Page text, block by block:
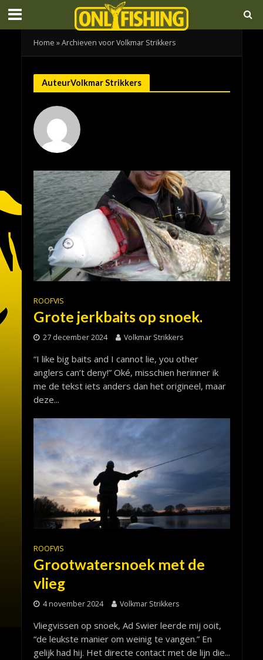
Home »Archieven voor Volkmar Strikkers
AuteurVolkmar Strikkers
ROOFVIS
Grote jerkbaits op snoek.
27 december 2024 Volkmar Strikkers
“I like big baits and I cannot lie, you other
anglers can’t deny!” Oké, misschien herinner ik
me de tekst iets anders dan het origineel, maar
deze...
ROOFVIS
Grootwatersnoek met de
vlieg
4 november 2024 Volkmar Strikkers
Vliegvissen op snoek, Ad Swier leerde mij ooit,
“de leukste manier om weinig te vangen.” En
gelijk had hij. Het directe contact met de lijn die...